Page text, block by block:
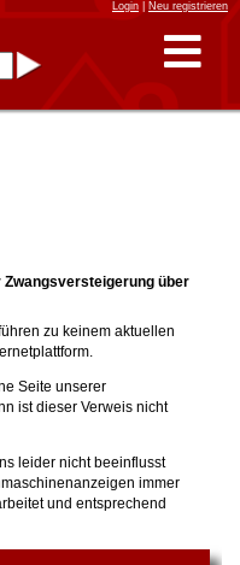
Login| Neu registrieren
Zwangsversteigerung über
zu keinem aktuellen
Seite unserer
ist dieser Verweis nicht
leider nicht beeinflusst
immer
und entsprechend